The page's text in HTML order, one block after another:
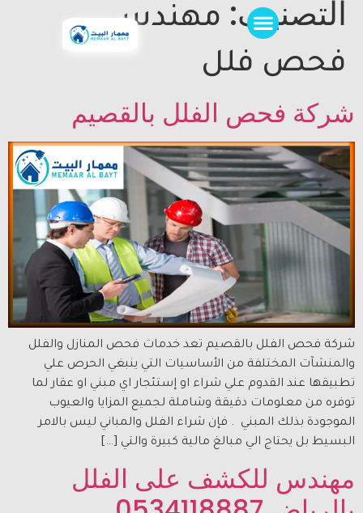
التصنيف: مهندس
فحص فلل
شركة فحص الفلل بالقصيم
شركة فحص الفلل بالقصيم تعد خدمات فحص المنازل والفلل
والمنشآت المختلفة من الأساسيات التي ينبغي الحرص علي
تطبيقها عند القدوم علي شراء او إستئجار اي مبني او عقار لما
توفره من معلومات دقيقة وشاملة لجميع المزايا والعيوب
الموجودة بذلك المبني . فإن شراء الفلل والمباني ليس بالامر
البسيط بل يحتاج الي مبالغ مالية كبيرة والتي […]
مهندس للكشف على الفلل